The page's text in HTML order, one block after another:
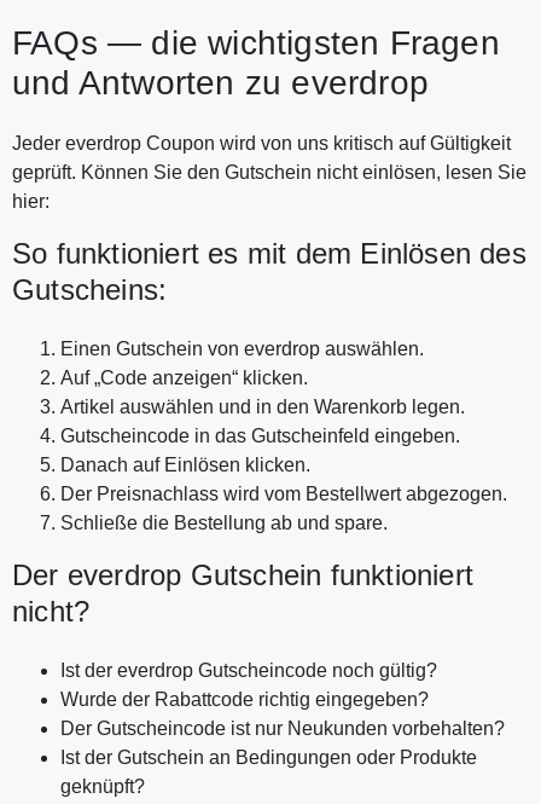
FAQs — die wichtigsten Fragen
und Antworten zu everdrop
Jeder everdrop Coupon wird von uns kritisch auf Gültigkeit
geprüft. Können Sie den Gutschein nicht einlösen, lesen Sie
hier:
So funktioniert es mit dem Einlösen des
Gutscheins:
Einen Gutschein von everdrop auswählen.
Auf „Code anzeigen“ klicken.
Artikel auswählen und in den Warenkorb legen.
Gutscheincode in das Gutscheinfeld eingeben.
Danach auf Einlösen klicken.
Der Preisnachlass wird vom Bestellwert abgezogen.
Schließe die Bestellung ab und spare.
Der everdrop Gutschein funktioniert
nicht?
Ist der everdrop Gutscheincode noch gültig?
Wurde der Rabattcode richtig eingegeben?
Der Gutscheincode ist nur Neukunden vorbehalten?
Ist der Gutschein an Bedingungen oder Produkte
geknüpft?